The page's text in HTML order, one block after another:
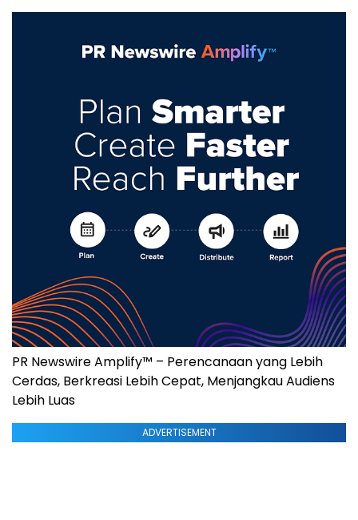
PR Newswire Amplify™ – Perencanaan yang Lebih
Cerdas, Berkreasi Lebih Cepat, Menjangkau Audiens
Lebih Luas
ADVERTISEMENT